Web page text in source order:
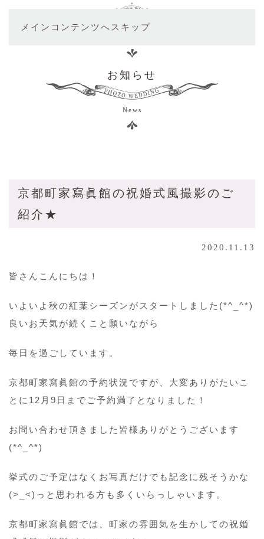
メインコンテンツへスキップ
お知らせ
News
京都町家寫眞館の祝婚式風撮影のご
紹介★
2020.11.13
皆さんこんにちは！
いよいよ秋の紅葉シーズンがスタートしました(*^_^*)
良いお天気が続くこと願いながら
毎日を過ごしています。
京都町家寫眞館の予約状況ですが、大変ありがたいこ
とに12月9日までご予約満了となりました！
お問い合わせ頂きました皆様ありがとうございます
(*^_^*)
挙式のご予定はなくお写真だけでも記念に残そうかな
(>_<)っと思われる方も多くいらっしゃいます。
京都町家寫眞館では、町家の雰囲気を生かしての祝婚